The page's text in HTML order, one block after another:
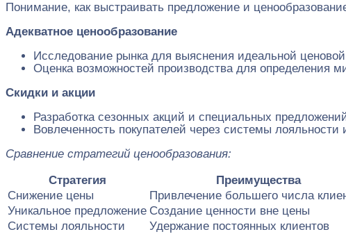
Понимание, как выстраивать предложение и
Адекватное ценообразование
Исследование рынка для выяснения идеальной
Оценка возможностей производства для определения
Скидки и акции
Разработка сезонных акций и специальных
Вовлеченность покупателей через системы лояльности
Сравнение стратегий ценообразования:
Стратегия
Преимущества
Снижение цены
Привлечение большего числа
Уникальное предложение Создание ценности вне цены
Системы лояльности
Удержание постоянных клиентов